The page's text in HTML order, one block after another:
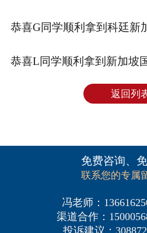
返回列
免费咨询、
联系您的专属
冯老师：
渠道合作：